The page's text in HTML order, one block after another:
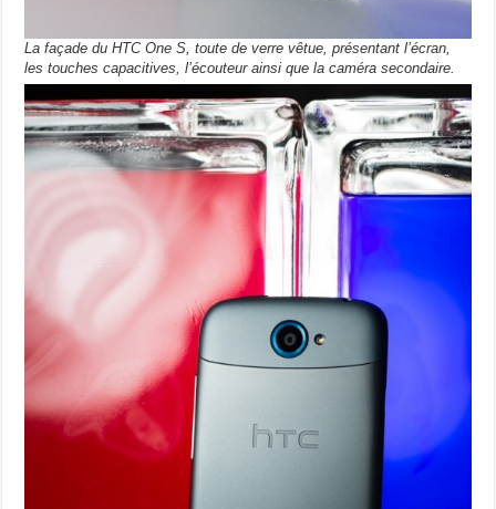
La façade du HTC One S, toute de verre vêtue, présentant l’écran,
les touches capacitives, l’écouteur ainsi que la caméra secondaire.